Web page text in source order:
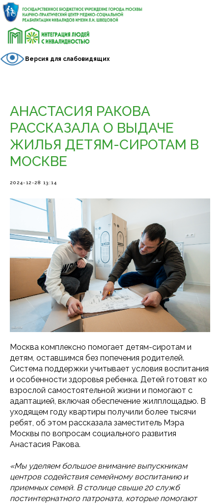
Версия для слабовидящих
АНАСТАСИЯ РАКОВА
РАССКАЗАЛА О ВЫДАЧЕ
ЖИЛЬЯ ДЕТЯМ-СИРОТАМ В
МОСКВЕ
2024-12-28 13:14
Москва комплексно помогает детям-сиротам и
детям, оставшимся без попечения родителей.
Система поддержки учитывает условия воспитания
и особенности здоровья ребенка. Детей готовят ко
взрослой самостоятельной жизни и помогают с
адаптацией, включая обеспечение жилплощадью. В
уходящем году квартиры получили более тысячи
ребят, об этом рассказала заместитель Мэра
Москвы по вопросам социального развития
Анастасия Ракова.
«Мы уделяем большое внимание выпускникам
центров содействия семейному воспитанию и
приемных семей. В столице свыше 20 служб
постинтернатного патроната, которые помогают